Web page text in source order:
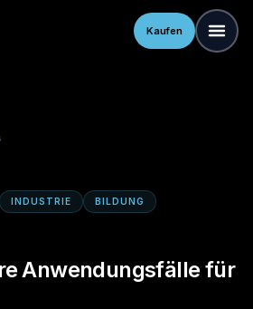
Kaufen
INDUSTRIE BILDUNG
Anwendungsfälle für